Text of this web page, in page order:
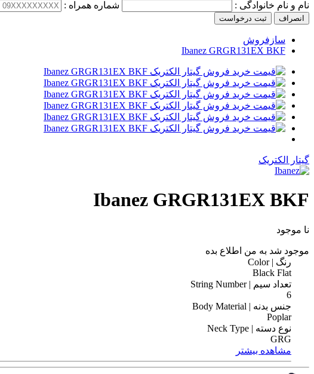
نام و نام خانوادگی : شماره همراه :
انصراف ثبت درخواست
سازفروش
Ibanez GRGR131EX BKF
گیتار الکتریک
Ibanez GRGR131EX BKF
نا موجود
موجود شد به من اطلاع بده
رنگ | Color
Black Flat
تعداد سیم | String Number
6
جنس بدنه | Body Material
Poplar
نوع دسته | Neck Type
GRG
مشاهده بیشتر